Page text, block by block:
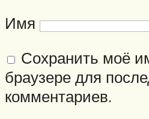
Имя
Сохранить моё
браузере для
комментариев.